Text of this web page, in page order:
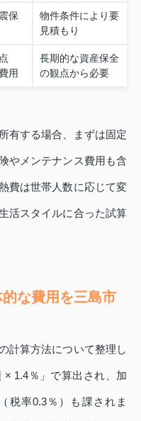
保
物件条件により要
見積もり
用
長期的な資産保全
の観点から必要
有する場合、まずは固定
やメンテナンス費用も含
費は世帯人数に応じて変
活スタイルに合った試算
な費用を三島市
計算方法について整理し
× 1.4％」で算出され、加
税率0.3％）も課されま